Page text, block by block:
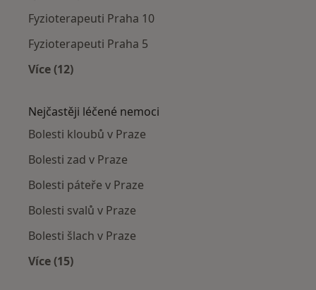
Fyzioterapeuti Praha 10
Fyzioterapeuti Praha 5
Více (12)
Nejčastěji léčené nemoci
Bolesti kloubů v Praze
Bolesti zad v Praze
Bolesti páteře v Praze
Bolesti svalů v Praze
Bolesti šlach v Praze
Více (15)